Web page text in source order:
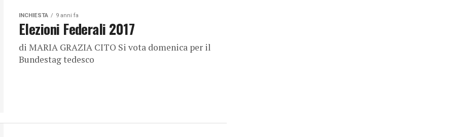
INCHIESTA 9 anni fa
Elezioni Federali 2017
di MARIA GRAZIA CITO Si vota domenica per il
Bundestag tedesco